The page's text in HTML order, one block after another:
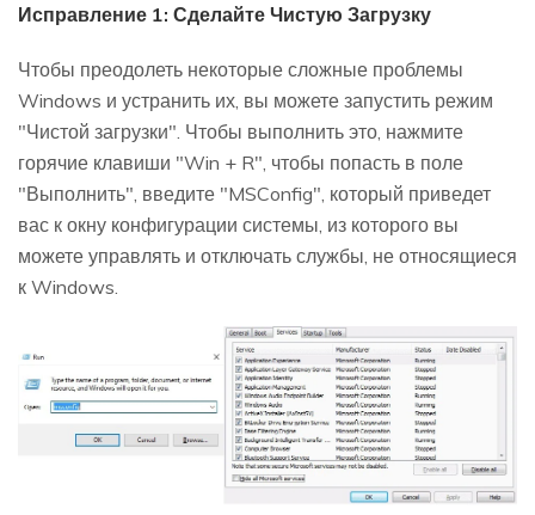
Исправление 1: Сделайте Чистую Загрузку
Чтобы преодолеть некоторые сложные проблемы
Windows и устранить их, вы можете запустить режим
"Чистой загрузки". Чтобы выполнить это, нажмите
горячие клавиши "Win + R", чтобы попасть в поле
"Выполнить", введите "MSConfig", который приведет
вас к окну конфигурации системы, из которого вы
можете управлять и отключать службы, не относящиеся
к Windows.